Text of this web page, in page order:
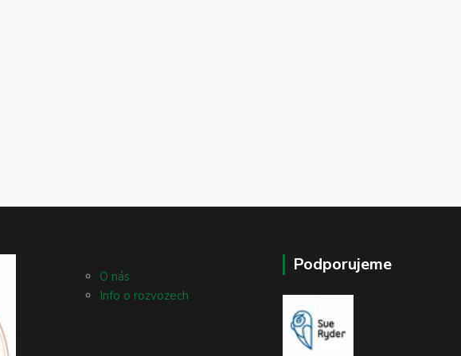
O nás
Info o rozvozech
Podporujeme